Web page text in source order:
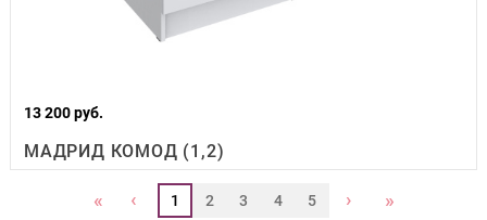
13 200 руб.
МАДРИД КОМОД (1,2)
« ‹ 1 2 3 4 5 › »